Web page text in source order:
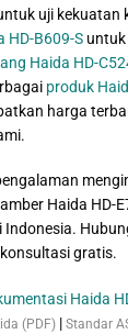
uji kekuatan
HD-B609-S untuk
Haida HD-
produk
harga
Haida HD-
gratis.
Haida
(PDF) | Standar